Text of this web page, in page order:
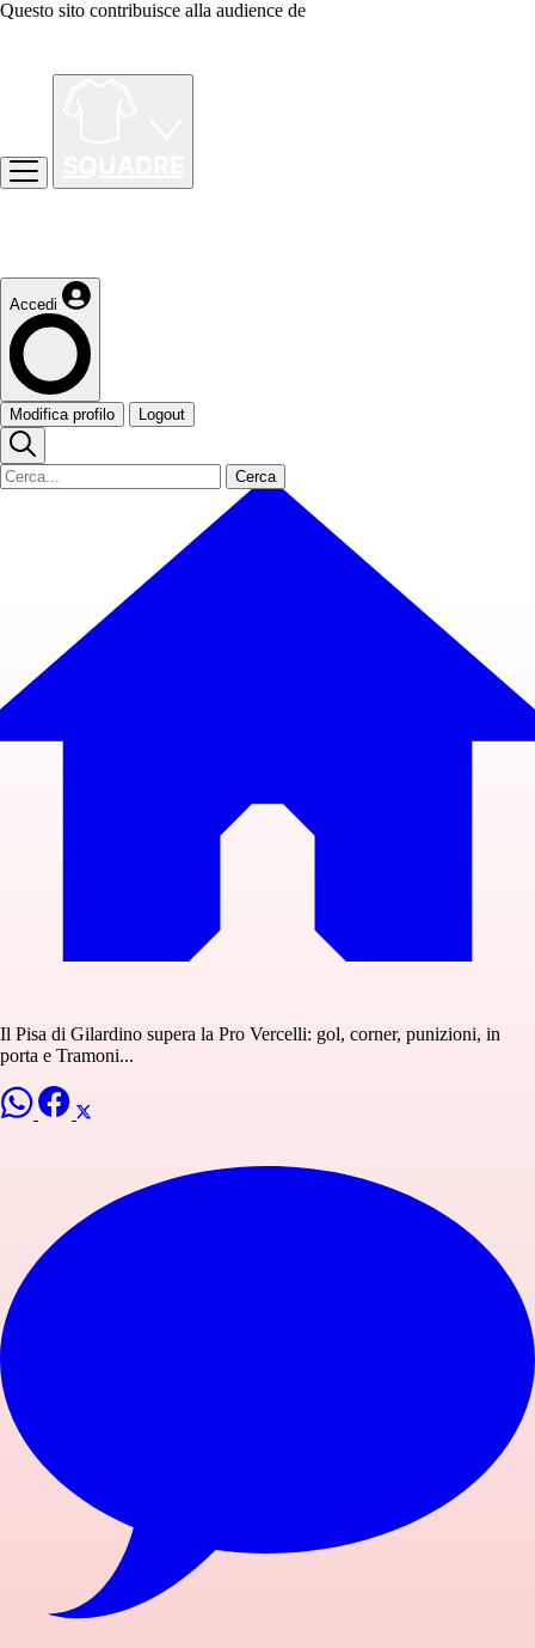
Questo sito contribuisce alla audience de
Accedi
Modifica profilo Logout
Cerca
Il Pisa di Gilardino supera la Pro Vercelli: gol, corner, punizioni, in
porta e Tramoni...